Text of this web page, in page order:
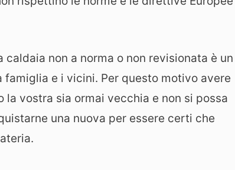
caldaia non a norma o non revisionata è un
e i vicini. Per questo motivo avere
la vostra sia ormai vecchia e non si possa
una nuova per essere certi che